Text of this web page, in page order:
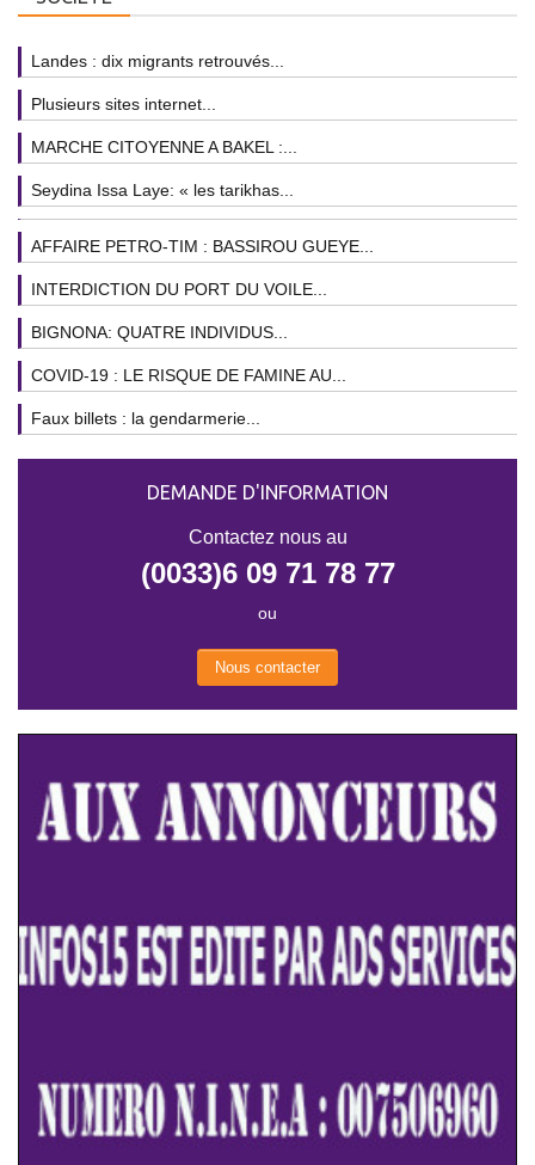
Landes : dix migrants retrouvés...
Plusieurs sites internet...
MARCHE CITOYENNE A BAKEL :...
Seydina Issa Laye: « les tarikhas...
AFFAIRE PETRO-TIM : BASSIROU GUEYE...
INTERDICTION DU PORT DU VOILE...
BIGNONA: QUATRE INDIVIDUS...
COVID-19 : LE RISQUE DE FAMINE AU...
Faux billets : la gendarmerie...
DEMANDE D'INFORMATION
Contactez nous au
(0033)6 09 71 78 77
ou
Nous contacter